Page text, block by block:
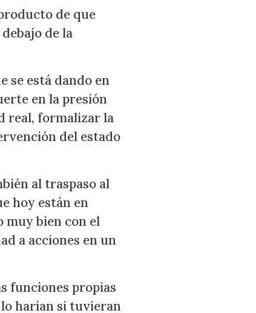
de que
de la
se está dando en
en la presión
real, formalizar la
del estado
al traspaso al
hoy están en
muy bien con el
a acciones en un
funciones propias
harían si tuvieran